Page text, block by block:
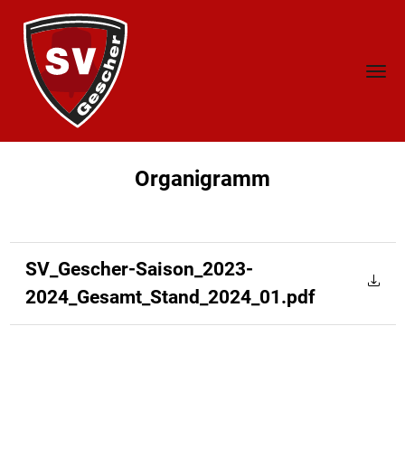
Organigramm
SV_Gescher-Saison_2023-
2024_Gesamt_Stand_2024_01.pdf